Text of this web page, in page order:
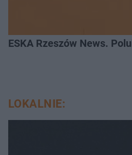
ESKA Rzeszów News.
LOKALNIE: